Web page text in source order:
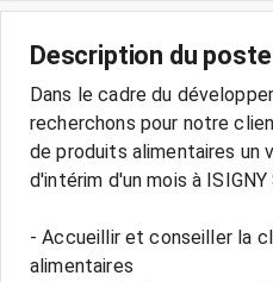
Description du poste
Dans le cadre du
recherchons pour notre
de produits alimentaires un
d'intérim d'un mois à ISIGNY
- Accueillir et conseiller la
alimentaires